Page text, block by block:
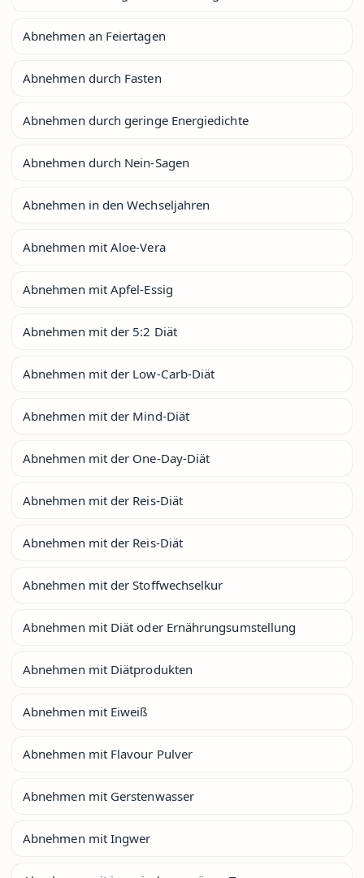
Abnehmen an Feiertagen
Abnehmen durch Fasten
Abnehmen durch geringe Energiedichte
Abnehmen durch Nein-Sagen
Abnehmen in den Wechseljahren
Abnehmen mit Aloe-Vera
Abnehmen mit Apfel-Essig
Abnehmen mit der 5:2 Diät
Abnehmen mit der Low-Carb-Diät
Abnehmen mit der Mind-Diät
Abnehmen mit der One-Day-Diät
Abnehmen mit der Reis-Diät
Abnehmen mit der Reis-Diät
Abnehmen mit der Stoffwechselkur
Abnehmen mit Diät oder Ernährungsumstellung
Abnehmen mit Diätprodukten
Abnehmen mit Eiweiß
Abnehmen mit Flavour Pulver
Abnehmen mit Gerstenwasser
Abnehmen mit Ingwer